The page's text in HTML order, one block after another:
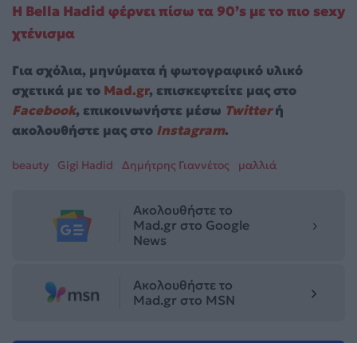
Η Bella Hadid φέρνει πίσω τα 90’s με το πιο sexy
χτένισμα
Για σχόλια, μηνύματα ή φωτογραφικό υλικό
σχετικά με το Mad.gr, επισκεφτείτε μας στο
Facebook, επικοινωνήστε μέσω Twitterή
ακολουθήστε μας στο Instagram.
beauty Gigi Hadid Δημήτρης Γιαννέτος μαλλιά
Ακολουθήστε το
Mad.gr στο Google
News
Ακολουθήστε το
Mad.gr στο MSN